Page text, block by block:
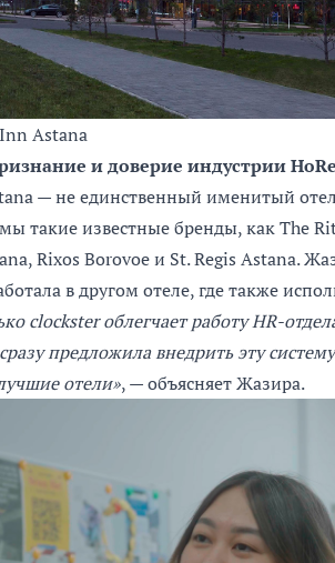
Astana
и доверие индустрии
— не единственный именитый
такие известные бренды, как The
Rixos Borovoe и St. Regis Astana.
в другом отеле, где также
clockster облегчает работу HR-
предложила внедрить эту
отели», — объясняет Жазира.